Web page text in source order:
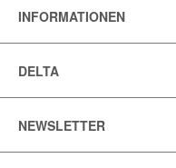
INFORMATIONEN
DELTA
NEWSLETTER